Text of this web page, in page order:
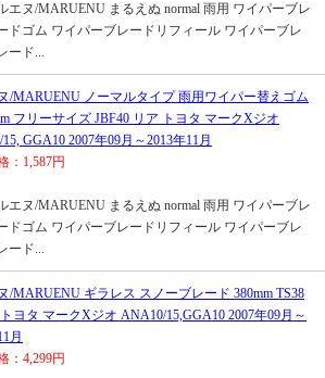
エヌ/MARUENU まるえぬ normal 雨用 ワイパーブレ
ドゴム ワイパーブレードリフィール ワイパーブレ
ード...
/MARUENU ノーマルタイプ 雨用ワイパー替えゴム
フリーサイズ JBF40 リア トヨタ マークXジオ
GGA10 2007年09月～2013年11月
：1,587円
エヌ/MARUENU まるえぬ normal 雨用 ワイパーブレ
ドゴム ワイパーブレードリフィール ワイパーブレ
ード...
/MARUENU ギラレス スノーブレード 380mm TS38
ヨタ マークXジオ ANA10/15,GGA10 2007年09月～
月
：4,299円